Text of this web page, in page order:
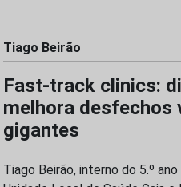
Tiago Beirão
Fast-track clinics:
melhora desfechos
gigantes
Tiago Beirão, interno do 5.º